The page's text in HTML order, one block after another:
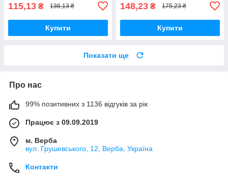
115,13 ₴ 136,13 ₴
Купити
148,23 ₴ 175,23 ₴
Купити
Показати ще
Про нас
99% позитивних з 1136 відгуків за рік
Працює з 09.09.2019
м. Верба
вул. Грушевського, 12, Верба, Україна
Контакти